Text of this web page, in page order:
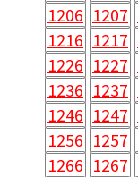
1206 1207
1216 1217
1226 1227
1236 1237
1246 1247
1256 1257
1266 1267